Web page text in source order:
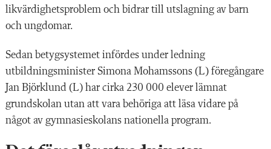
likvärdighetsproblem och bidrar till utslagning av barn
och ungdomar.
Sedan betygsystemet infördes under ledning
utbildningsminister Simona Mohamssons (L) föregångare
Jan Björklund (L) har cirka 230 000 elever lämnat
grundskolan utan att vara behöriga att läsa vidare på
något av gymnasieskolans nationella program.